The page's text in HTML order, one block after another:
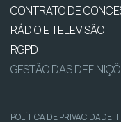
CONTRATO DE
RÁDIO E TELEVISÃO
RGPD
GESTÃO DAS
POLÍTICA DE PRIVACIDADE |